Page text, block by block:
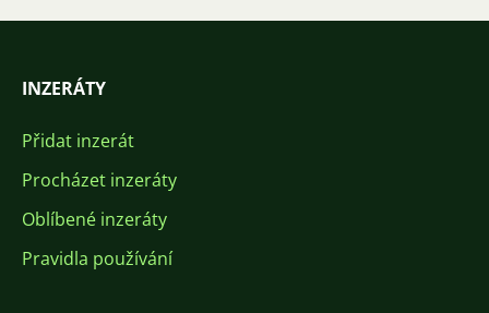
INZERÁTY
Přidat inzerát
Procházet inzeráty
Oblíbené inzeráty
Pravidla používání